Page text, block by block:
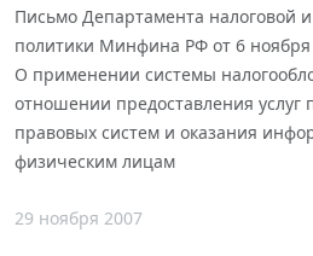
Письмо Департамента налоговой
политики Минфина РФ от 6 ноября
О применении системы
отношении предоставления услуг
правовых систем и оказания
физическим лицам
29 ноября 2007